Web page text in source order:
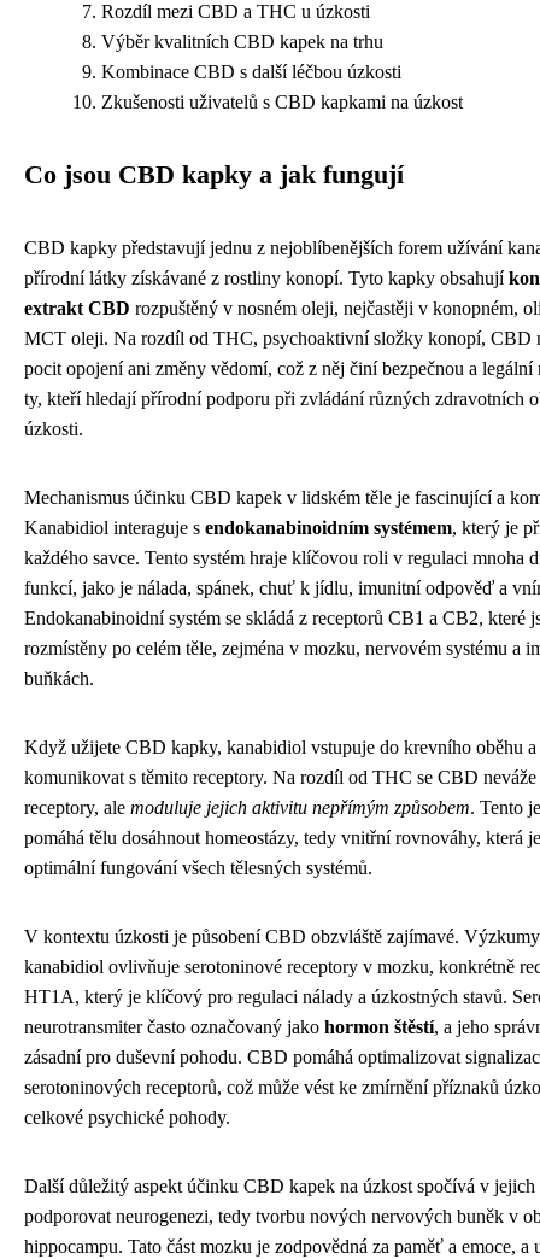
Rozdíl mezi CBD a THC u úzkosti
Výběr kvalitních CBD kapek na trhu
Kombinace CBD s další léčbou úzkosti
Zkušenosti uživatelů s CBD kapkami na úzkost
Co jsou CBD kapky a jak fungují
CBD kapky představují jednu z nejoblíbenějších forem užívání
přírodní látky získávané z rostliny konopí. Tyto kapky obsahují
extrakt CBD rozpuštěný v nosném oleji, nejčastěji v konopném,
MCT oleji. Na rozdíl od THC, psychoaktivní složky konopí, CBD
pocit opojení ani změny vědomí, což z něj činí bezpečnou a legální
ty, kteří hledají přírodní podporu při zvládání různých zdravotních
úzkosti.
Mechanismus účinku CBD kapek v lidském těle je fascinující a
Kanabidiol interaguje s endokanabinoidním systémem, který je
každého savce. Tento systém hraje klíčovou roli v regulaci mnoha
funkcí, jako je nálada, spánek, chuť k jídlu, imunitní odpověď a
Endokanabinoidní systém se skládá z receptorů CB1 a CB2, které
rozmístěny po celém těle, zejména v mozku, nervovém systému a
buňkách.
Když užijete CBD kapky, kanabidiol vstupuje do krevního oběhu a
komunikovat s těmito receptory. Na rozdíl od THC se CBD
receptory, ale moduluje jejich aktivitu nepřímým způsobem. Tento
pomáhá tělu dosáhnout homeostázy, tedy vnitřní rovnováhy, která
optimální fungování všech tělesných systémů.
V kontextu úzkosti je působení CBD obzvláště zajímavé.
kanabidiol ovlivňuje serotoninové receptory v mozku, konkrétně
HT1A, který je klíčový pro regulaci nálady a úzkostných stavů.
neurotransmiter často označovaný jako hormon štěstí, a jeho
zásadní pro duševní pohodu. CBD pomáhá optimalizovat
serotoninových receptorů, což může vést ke zmírnění příznaků
celkové psychické pohody.
Další důležitý aspekt účinku CBD kapek na úzkost spočívá v jejich
podporovat neurogenezi, tedy tvorbu nových nervových buněk v
hippocampu. Tato část mozku je zodpovědná za paměť a emoce,